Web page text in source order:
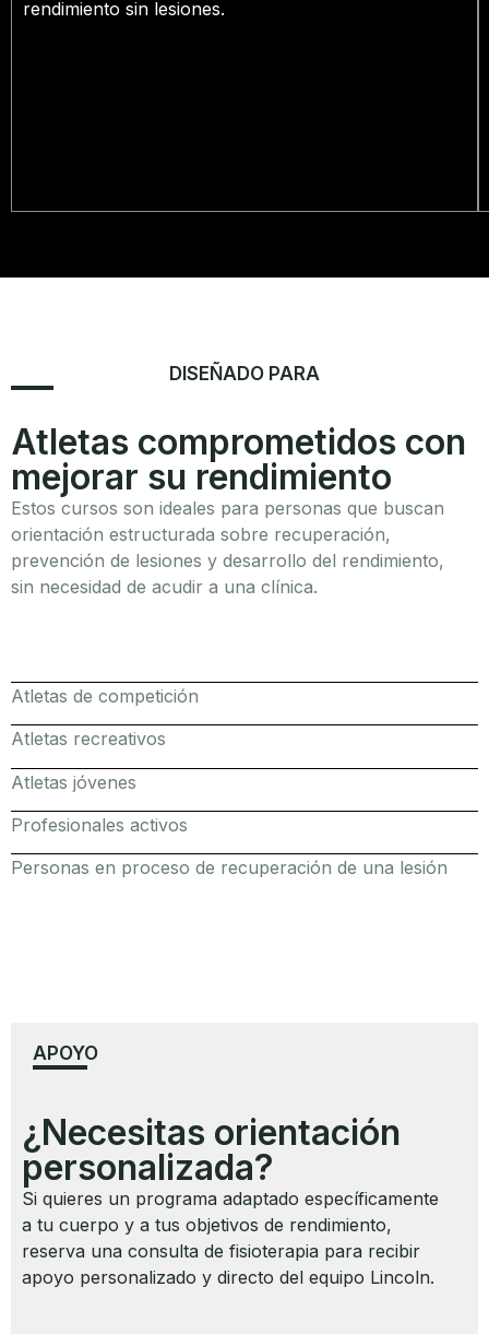
rendimiento sin lesiones.
DISEÑADO PARA
Atletas comprometidos con
mejorar su rendimiento
Estos cursos son ideales para personas que buscan
orientación estructurada sobre recuperación,
prevención de lesiones y desarrollo del rendimiento,
sin necesidad de acudir a una clínica.
Atletas de competición
Atletas recreativos
Atletas jóvenes
Profesionales activos
Personas en proceso de recuperación de una lesión
APOYO
¿Necesitas orientación
personalizada?
Si quieres un programa adaptado específicamente
a tu cuerpo y a tus objetivos de rendimiento,
reserva una consulta de fisioterapia para recibir
apoyo personalizado y directo del equipo Lincoln.